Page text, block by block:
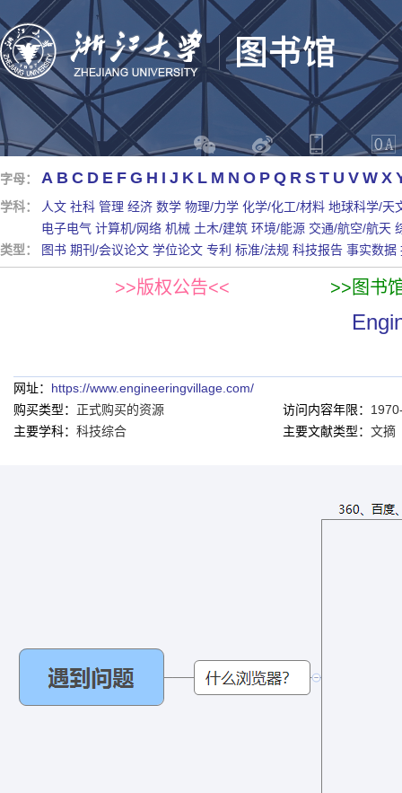
字母： A B C D E F G H I J K L M N O P Q R S T U V W X
学科： 人文 社科 管理 经济 数学 物理/力学 化学/化工/材料 地球科学/天
电子电气 计算机/网络 机械 土木/建筑 环境/能源 交通/航空/航天
类型：
图书 期刊/会议论文 学位论文 专利 标准/法规 科技报告 事实数据
>>版权公告<< >>图书
网址： https://www.engineeringvillage.com/
购买类型： 正式购买的资源 访问内容年限：
主要学科： 科技综合 主要文献类型： 文摘